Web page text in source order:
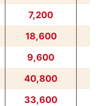
7,200
18,600
9,600
40,800
33,600